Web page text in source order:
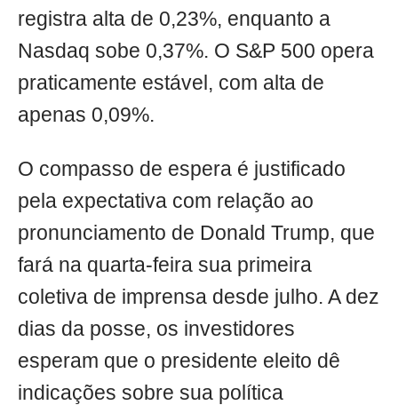
registra alta de 0,23%, enquanto a
Nasdaq sobe 0,37%. O S&P 500 opera
praticamente estável, com alta de
apenas 0,09%.
O compasso de espera é justificado
pela expectativa com relação ao
pronunciamento de Donald Trump, que
fará na quarta-feira sua primeira
coletiva de imprensa desde julho. A dez
dias da posse, os investidores
esperam que o presidente eleito dê
indicações sobre sua política